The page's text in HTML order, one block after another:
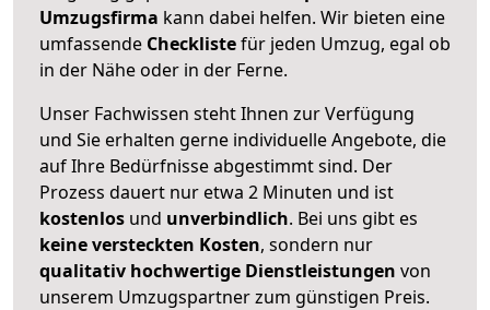
Umzugsfirma kann dabei helfen. Wir bieten eine
umfassende Checklistefür jeden Umzug, egal ob
in der Nähe oder in der Ferne.
Unser Fachwissen steht Ihnen zur Verfügung
und Sie erhalten gerne individuelle Angebote, die
auf Ihre Bedürfnisse abgestimmt sind. Der
Prozess dauert nur etwa 2 Minuten und ist
kostenlos und unverbindlich. Bei uns gibt es
keine versteckten Kosten, sondern nur
qualitativ hochwertige Dienstleistungen von
unserem Umzugspartner zum günstigen Preis.